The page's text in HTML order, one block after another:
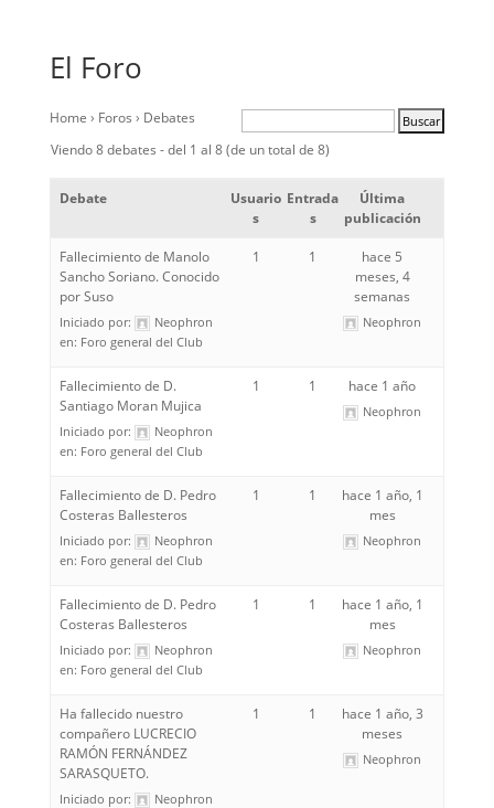
El Foro
Home › Foros › Debates
Viendo 8 debates - del 1 al 8 (de un total de 8)
Debate
Usuario
s
Entrada
s
Última
publicación
Fallecimiento de Manolo
Sancho Soriano. Conocido
por Suso
Iniciado por:
Neophron
en: Foro general del Club
1 1
hace 5
meses, 4
semanas
Neophron
Fallecimiento de D.
Santiago Moran Mujica
Iniciado por:
Neophron
en: Foro general del Club
1 1 hace 1 año
Neophron
Fallecimiento de D. Pedro
Costeras Ballesteros
Iniciado por:
Neophron
en: Foro general del Club
1 1
hace 1 año, 1
mes
Neophron
Fallecimiento de D. Pedro
Costeras Ballesteros
Iniciado por:
Neophron
en: Foro general del Club
1 1
hace 1 año, 1
mes
Neophron
Ha fallecido nuestro
compañero LUCRECIO
RAMÓN FERNÁNDEZ
SARASQUETO.
Iniciado por:
Neophron
1 1
hace 1 año, 3
meses
Neophron